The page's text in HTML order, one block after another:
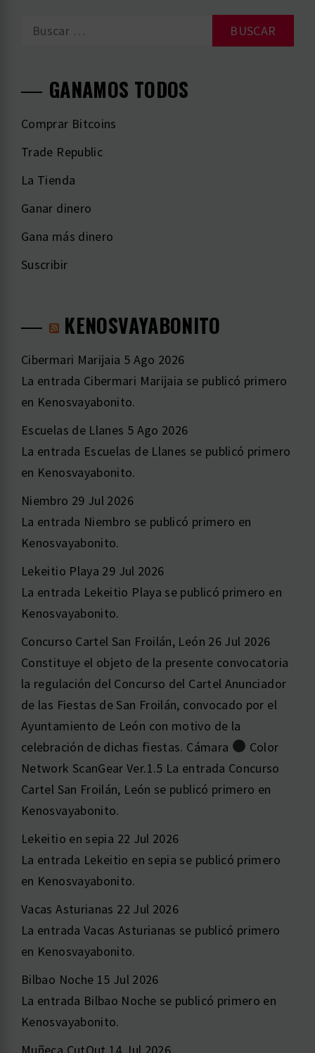
Buscar:
GANAMOS TODOS
Comprar Bitcoins
Trade Republic
La Tienda
Ganar dinero
Gana más dinero
Suscribir
KENOSVAYABONITO
Cibermari Marijaia 5 Ago 2026
La entrada Cibermari Marijaia se publicó primero
en Kenosvayabonito.
Escuelas de Llanes 5 Ago 2026
La entrada Escuelas de Llanes se publicó primero
en Kenosvayabonito.
Niembro 29 Jul 2026
La entrada Niembro se publicó primero en
Kenosvayabonito.
Lekeitio Playa 29 Jul 2026
La entrada Lekeitio Playa se publicó primero en
Kenosvayabonito.
Concurso Cartel San Froilán, León 26 Jul 2026
Constituye el objeto de la presente convocatoria
la regulación del Concurso del Cartel Anunciador
de las Fiestas de San Froilán, convocado por el
Ayuntamiento de León con motivo de la
celebración de dichas fiestas. Cámara
Color
Network ScanGear Ver.1.5 La entrada Concurso
Cartel San Froilán, León se publicó primero en
Kenosvayabonito.
Lekeitio en sepia 22 Jul 2026
La entrada Lekeitio en sepia se publicó primero
en Kenosvayabonito.
Vacas Asturianas 22 Jul 2026
La entrada Vacas Asturianas se publicó primero
en Kenosvayabonito.
Bilbao Noche 15 Jul 2026
La entrada Bilbao Noche se publicó primero en
Kenosvayabonito.
Muñeca CutOut 14 Jul 2026